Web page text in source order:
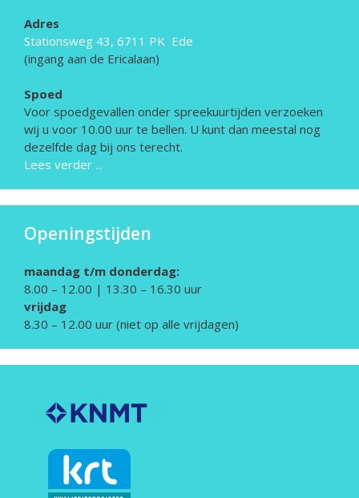
Adres
Stationsweg 43, 6711 PK Ede
(ingang aan de Ericalaan)
Spoed
Voor spoedgevallen onder spreekuurtijden verzoeken
wij u voor 10.00 uur te bellen. U kunt dan meestal nog
dezelfde dag bij ons terecht.
Lees verder ...
Openingstijden
maandag t/m donderdag:
8.00 – 12.00 | 13.30 – 16.30 uur
vrijdag
8.30 – 12.00 uur (niet op alle vrijdagen)